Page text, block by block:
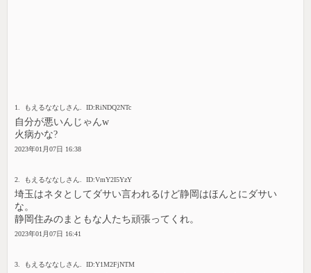
1. もえるななしさん. ID:RiNDQ2NTc
自分が悪いんじゃんw
火病かな?
2023年01月07日 16:38
2. もえるななしさん. ID:VmY2I5YzY
埼玉はネタとしてダサい言われるけど静岡はほんとにダサい
な。
静岡住みのまともな人たち頑張ってくれ。
2023年01月07日 16:41
3. もえるななしさん. ID:Y1M2FjNTM